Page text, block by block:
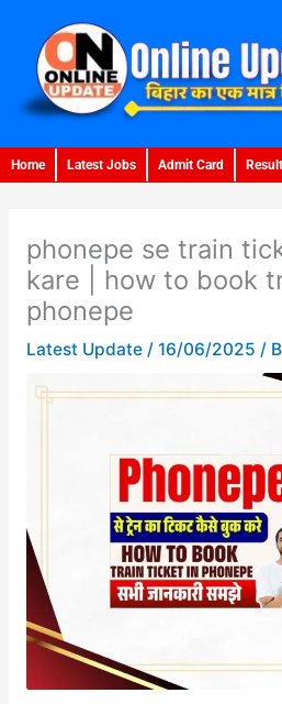
content
Home Latest Jobs Admit Card
phonepe se train
kare | how to book
phonepe
Latest Update/ 16/06/2025 /